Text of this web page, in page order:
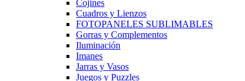
Cojines
Cuadros y Lienzos
FOTOPANELES SUBLIMABLES
Gorras y Complementos
Iluminación
Imanes
Jarras y Vasos
Juegos y Puzzles